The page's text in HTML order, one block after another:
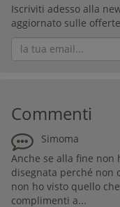
Iscriviti adesso alla
aggiornato sulle
Commenti
Simoma
Anche se alla fine non
disegnata perché non
non ho visto quello
complimenti a...